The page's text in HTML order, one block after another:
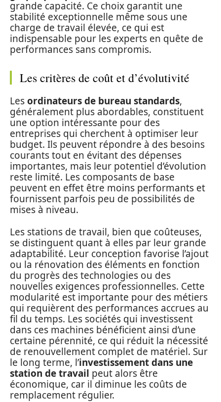
grande capacité. Ce choix garantit une
stabilité exceptionnelle même sous une
charge de travail élevée, ce qui est
indispensable pour les experts en quête de
performances sans compromis.
Les critères de coût et d’évolutivité
Lesordinateurs de bureau standards,
généralement plus abordables, constituent
une option intéressante pour des
entreprises qui cherchent à optimiser leur
budget. Ils peuvent répondre à des besoins
courants tout en évitant des dépenses
importantes, mais leur potentiel d’évolution
reste limité. Les composants de base
peuvent en effet être moins performants et
fournissent parfois peu de possibilités de
mises à niveau.
Les stations de travail, bien que coûteuses,
se distinguent quant à elles par leur grande
adaptabilité. Leur conception favorise l’ajout
ou la rénovation des éléments en fonction
du progrès des technologies ou des
nouvelles exigences professionnelles. Cette
modularité est importante pour des métiers
qui requièrent des performances accrues au
fil du temps. Les sociétés qui investissent
dans ces machines bénéficient ainsi d’une
certaine pérennité, ce qui réduit la nécessité
de renouvellement complet de matériel. Sur
le long terme, l’investissement dans une
station de travail peut alors être
économique, car il diminue les coûts de
remplacement régulier.